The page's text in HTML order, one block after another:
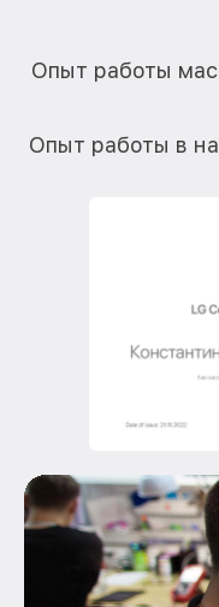
Опыт работы
Опыт работы в